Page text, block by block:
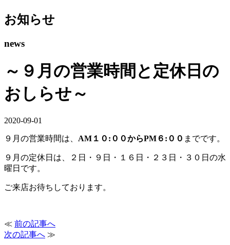
お知らせ
news
～９月の営業時間と定休日の
おしらせ～
2020-09-01
９月の営業時間は、 AM１０:００からPM６:００ までです。
９月の定休日は、２日・９日・１６日・２３日・３０日の水
曜日です。
ご来店お待ちしております。
≪ 前の記事へ
次の記事へ ≫